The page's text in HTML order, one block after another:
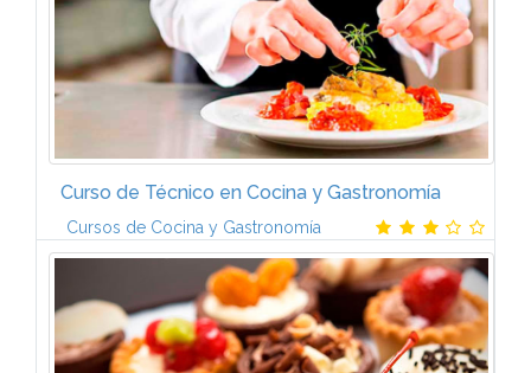
Curso de Técnico en Cocina y Gastronomía
Cursos de Cocina y Gastronomía
· Ofertas gastronómicas.· Preelaboración y
conservación de alimentos.· Técnicas culinarias.·
Procesos básicos de pastelería y repostería.·
Productos culinarios.· Postres...